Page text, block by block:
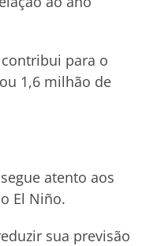
para o
1,6 milhão de
atento aos
El Niño.
sua previsão